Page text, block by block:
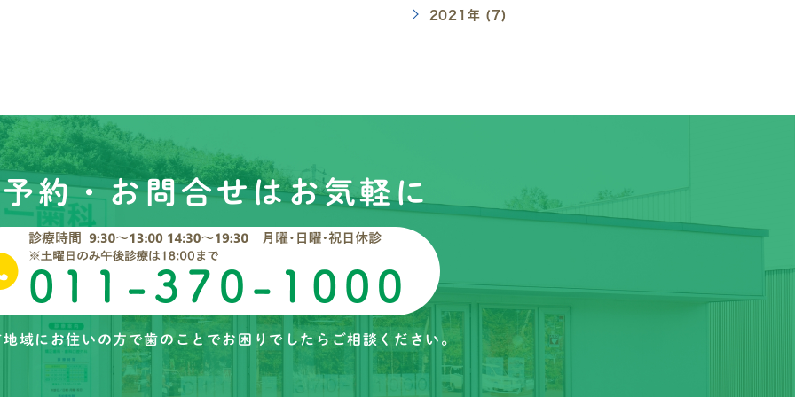
2021年 (7)
約・お問合せはお気軽に
域にお住いの方で歯のことでお困りでしたらご相談ください。